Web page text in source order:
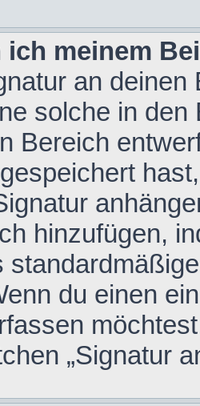
ich meinem
an
solche in den
Bereich
hinzufügen,
du einen
„Signatur